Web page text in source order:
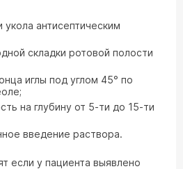
антисептическим
складки ротовой полости
иглы под углом 45° по
на глубину от 5-ти до 15-ти
введение раствора.
если у пациента выявлено